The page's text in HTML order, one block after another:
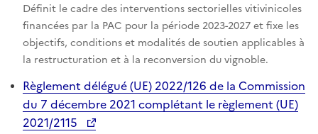
Définit le cadre des interventions sectorielles vitivinicoles
financées par la PAC pour la période 2023-2027 et fixe les
objectifs, conditions et modalités de soutien applicables à
la restructuration et à la reconversion du vignoble.
Règlement délégué (UE) 2022/126 de la Commission
du 7 décembre 2021 complétant le règlement (UE)
2021/2115